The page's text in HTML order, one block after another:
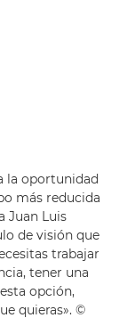
la oportunidad
más reducida
Juan Luis
de visión que
trabajar
tener una
opción,
quieras». ©